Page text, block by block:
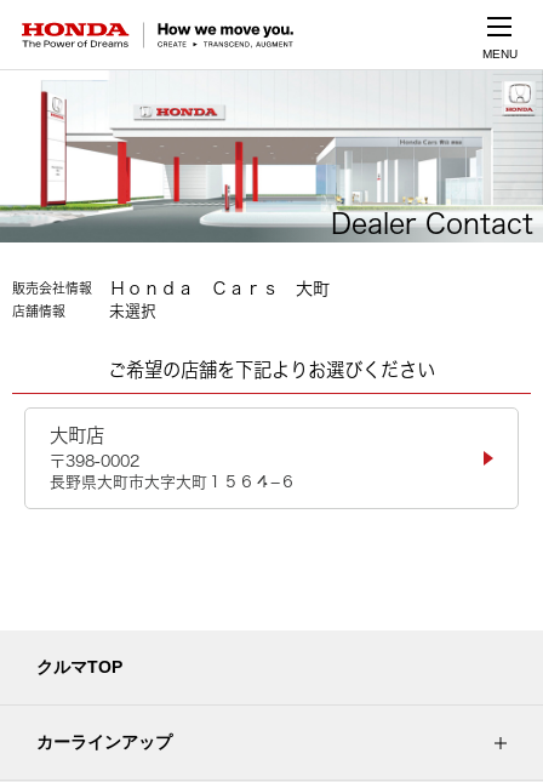
MENU
Dealer Contact
販売会社情報 Ｈｏｎｄａ Ｃａｒｓ 大町
店舗情報 未選択
ご希望の店舗を下記よりお選びください
大町店
〒398-0002
長野県大町市大字大町１５６４−６
クルマTOP
カーラインアップ